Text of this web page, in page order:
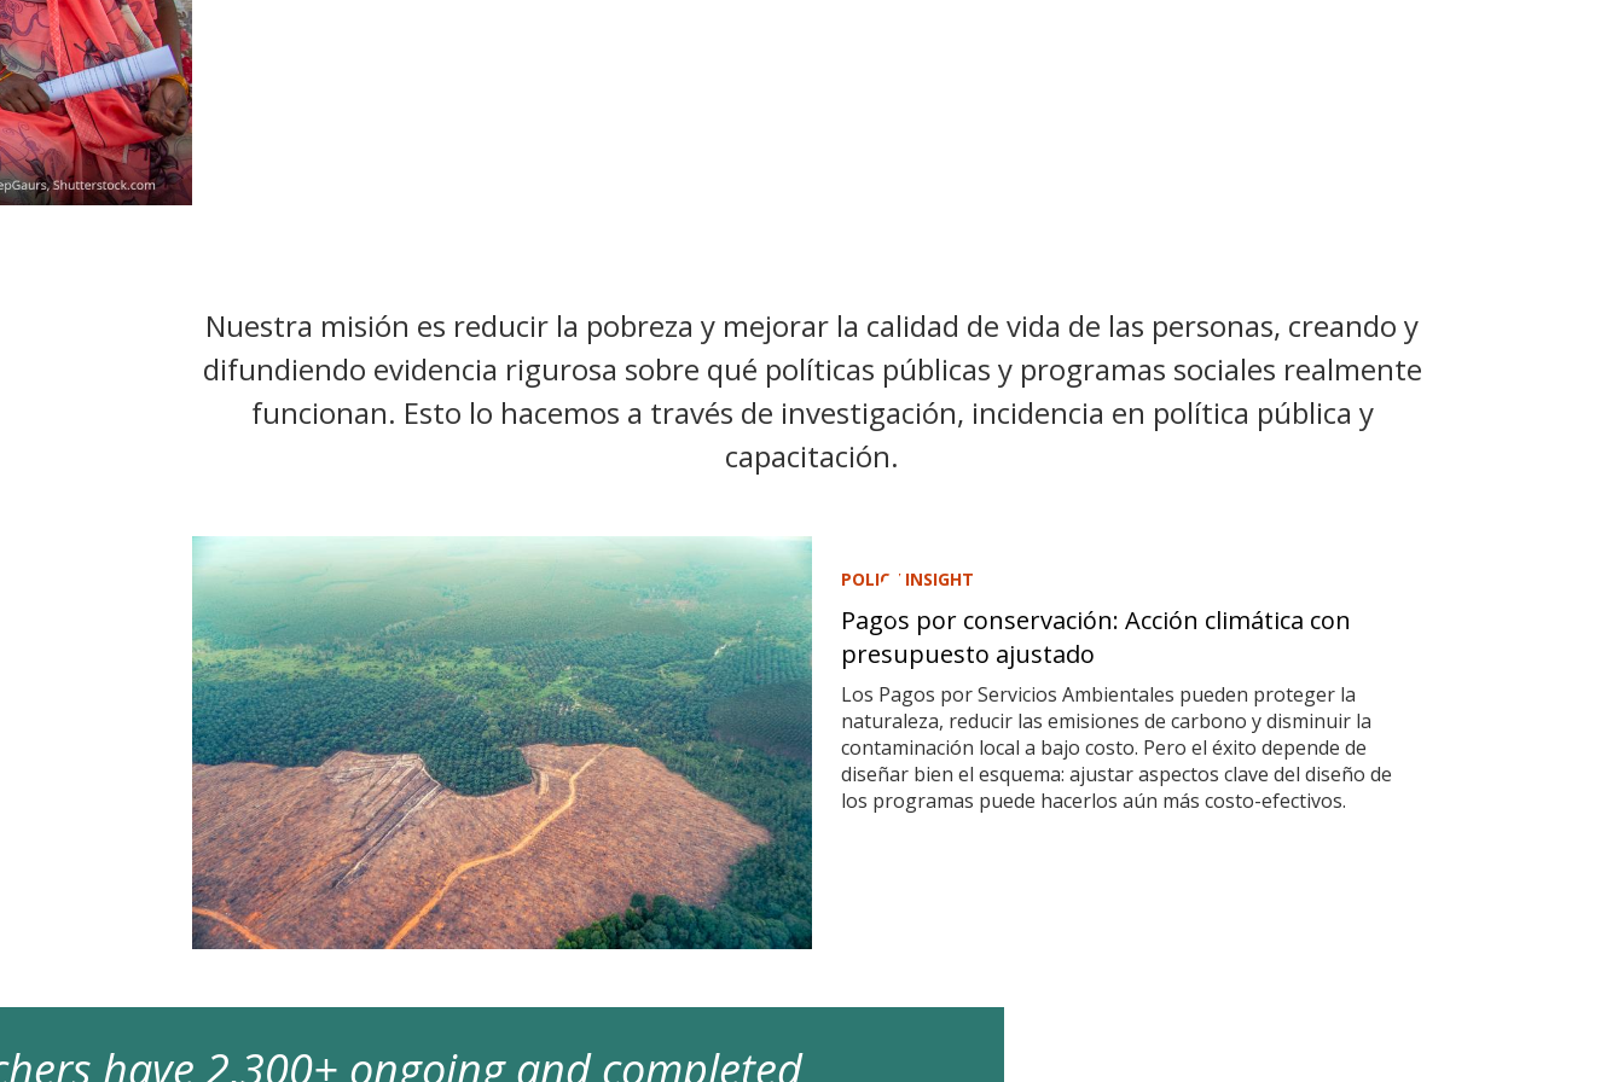
t
Nuestra misión es reducir la pobreza y mejorar la calidad de vida de las personas, creando y
difundiendo evidencia rigurosa sobre qué políticas públicas y programas sociales realmente
funcionan. Esto lo hacemos a través de investigación, incidencia en política pública y
capacitación.
POLICY INSIGHT
Pagos por conservación: Acción climática con
presupuesto ajustado
Los Pagos por Servicios Ambientales pueden proteger la
naturaleza, reducir las emisiones de carbono y disminuir la
contaminación local a bajo costo. Pero el éxito depende de
diseñar bien el esquema: ajustar aspectos clave del diseño de
los programas puede hacerlos aún más costo-efectivos.
have 2,300+ ongoing and completed